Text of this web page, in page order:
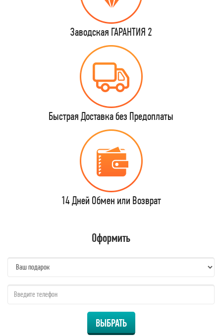
Заводская ГАРАНТИЯ 2
Быстрая Доставка без Предоплаты
14 Дней Обмен или Возврат
Оформить
ВЫБРАТЬ